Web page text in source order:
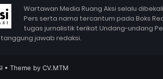
Wartawan Media Ruang Aksi selalu
Pers serta nama tercantum pada Boks
tugas jurnalistik terikat Undang-undang
jawab redaksi.
• Theme by CV.MTM